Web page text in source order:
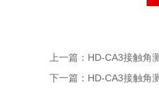
上一篇： HD-CA3接触角
下一篇： HD-CA3接触角